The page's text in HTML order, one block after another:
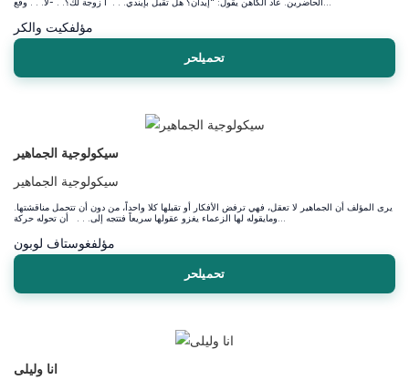
مؤلفكيت والكر
تحميلحر
سيكولوجية الجماهير
سيكولوجية الجماهير
يرى المؤلف أن الجماهير لا تعقل، فهي ترفض الأفكار أو تقبلها كلا واحداً، من دون أن تتحمل مناقشتها.
مؤلفغوستاف لوبون
تحميلحر
انا وليلى